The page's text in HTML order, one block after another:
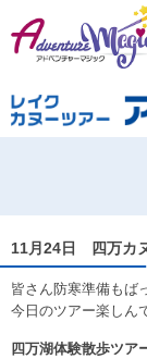
11月24日 四万カ
皆さん防寒準備もば
今日のツアー楽しん
四万湖体験散歩ツ